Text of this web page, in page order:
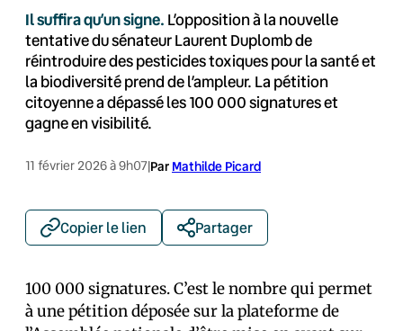
Il suffira qu’un signe. L’opposition à la nouvelle
tentative du sénateur Laurent Duplomb de
réintroduire des pesticides toxiques pour la santé et
la biodiversité prend de l’ampleur. La pétition
citoyenne a dépassé les 100 000 signatures et
gagne en visibilité.
11 février 2026 à 9h07|Par Mathilde Picard
Copier le lien Partager
100 000 signatures. C’est le nombre qui permet
à une pétition déposée sur la plateforme de